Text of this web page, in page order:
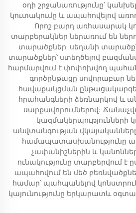
օդի շրջանառությունը՝
կուտակումը և ապահովելով
Որոշ բարդ առհասարակ
տարբերակներ ներառում են
տարածքներ, սեղանի
տարածքներ՝ ստեղծելով
հարմարվում է փոփոխվող
գործընթացը սովորաբար
հավաքակցման
հրահանգների ձեռնարկով և
սարքավորումներով։
կազմակերպությունների
անվտանգության
համապատասխանությունը
չափանիշներին և
ունակությունը տարբերվում է
ապահովում են մեծ
համար՝ պահպանելով
կայունությունը երկարատև